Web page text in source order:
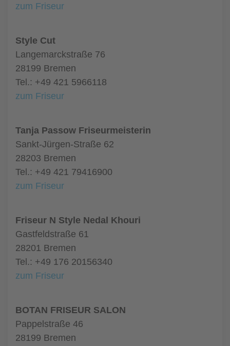
zum Friseur
Style Cut
Langemarckstraße 76
28199 Bremen
Tel.: +49 421 5966118
zum Friseur
Tanja Passow Friseurmeisterin
Sankt-Jürgen-Straße 62
28203 Bremen
Tel.: +49 421 79416900
zum Friseur
Friseur N Style Nedal Khouri
Gastfeldstraße 61
28201 Bremen
Tel.: +49 176 20156340
zum Friseur
BOTAN FRISEUR SALON
Pappelstraße 46
28199 Bremen